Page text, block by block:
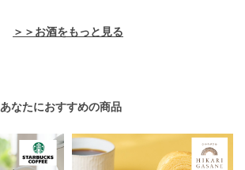
＞＞お酒をもっと見る
あなたにおすすめの商品